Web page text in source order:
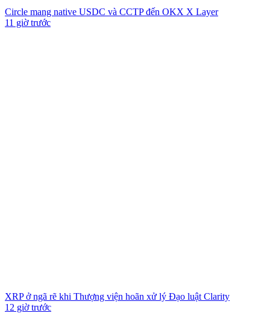
Circle mang native USDC và CCTP đến OKX X Layer
11 giờ trước
XRP ở ngã rẽ khi Thượng viện hoãn xử lý Đạo luật Clarity
12 giờ trước